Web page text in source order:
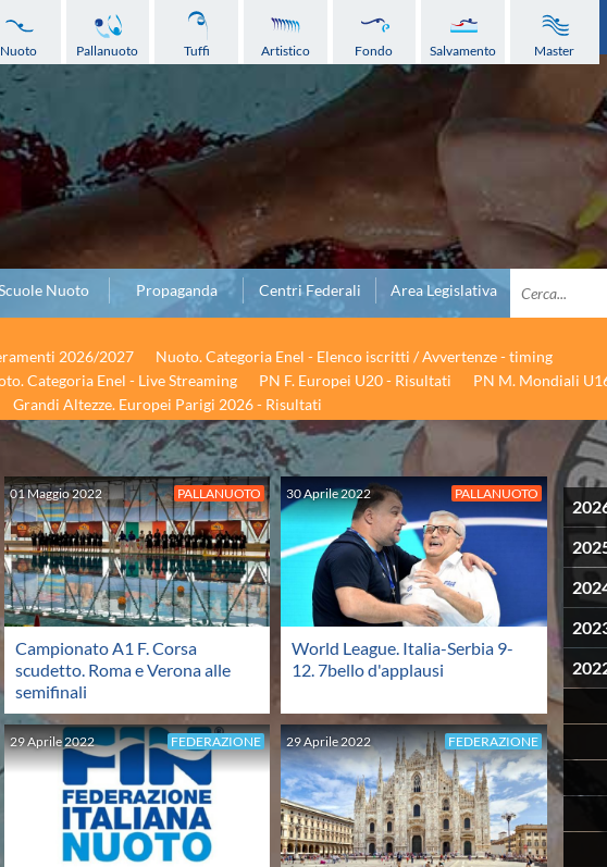
Nuoto Pallanuoto Tuffi Artistico Fondo Salvamento Master
Nuoto Propaganda Centri Federali Area Legislativa
2026/2027
Nuoto. Categoria Enel - Elenco iscritti / Avvertenze - timing
Categoria Enel - Live Streaming PN F. Europei U20 - Risultati
PN M. Mondiali
Grandi Altezze. Europei Parigi 2026 - Risultati
PALLANUOTO
01Maggio2022
Campionato A1 F. Corsa
scudetto. Roma e Verona alle
semifinali
PALLANUOTO
30Aprile2022
World League. Italia-Serbia 9-
12. 7bello d'applausi
FEDERAZIONE
29Aprile 2022 FEDERAZIONE
29Aprile2022